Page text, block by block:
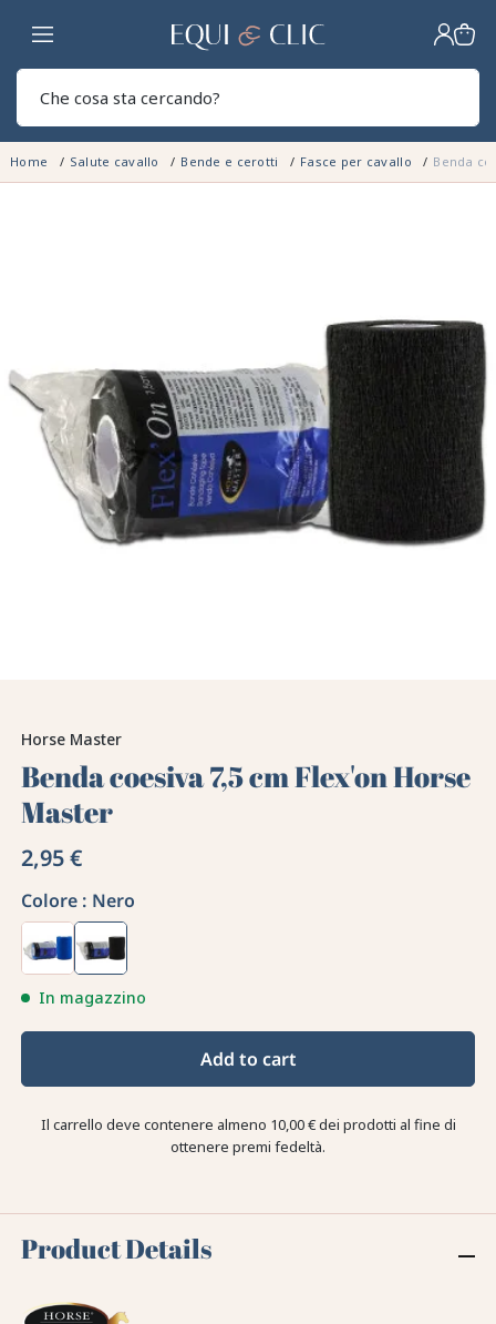
Casa
Home Salute cavallo Bende e cerotti Fasce per cavallo Benda
Horse Master
Benda coesiva 7,5 cm Flex'on Horse
Master
2,95 €
Colore : Nero
In magazzino
Add to cart
Il carrello deve contenere almeno 10,00 € dei prodotti al fine di
ottenere premi fedeltà.
Product Details